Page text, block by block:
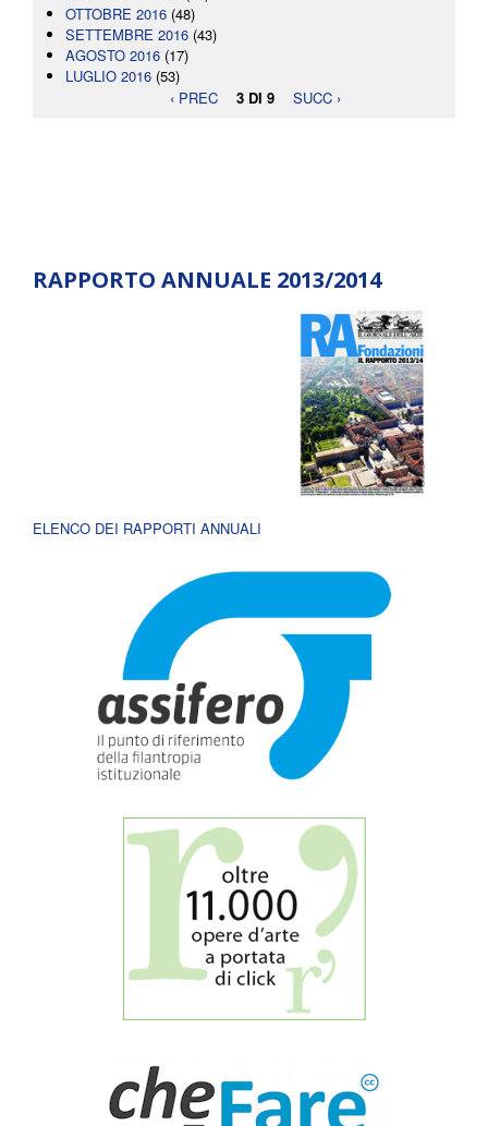
OTTOBRE 2016 (48)
SETTEMBRE 2016 (43)
AGOSTO 2016 (17)
LUGLIO 2016 (53)
‹ PREC
3 DI 9 SUCC ›
RAPPORTO ANNUALE 2013/2014
ELENCO DEI RAPPORTI ANNUALI